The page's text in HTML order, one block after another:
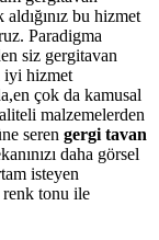
bu hizmet
Paradigma
siz gergitavan
iyi hizmet
çok da kamusal
malzemelerden
seren gergi tavan
daha görsel
isteyen
renk tonu ile